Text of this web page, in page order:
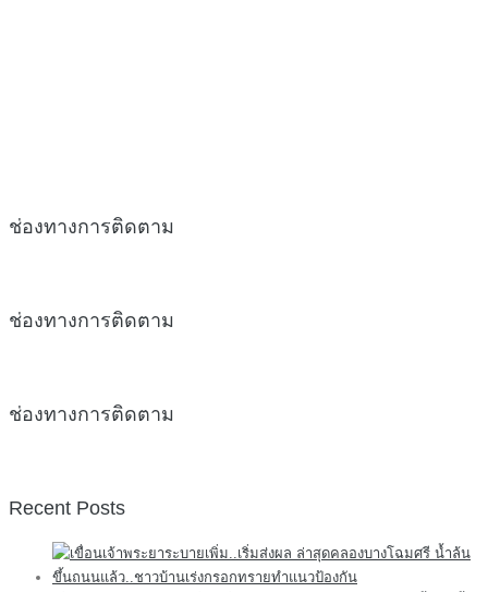
ช่องทางการติดตาม
ช่องทางการติดตาม
ช่องทางการติดตาม
Recent Posts